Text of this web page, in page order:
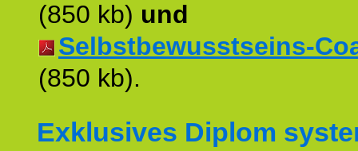
(850 kb) und
Selbstbewusstseins-
(850 kb).
Exklusives Diplom